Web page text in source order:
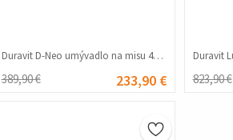
Duravit D-Neo umývadlo na misu 40 cm – biela #356289
389,90 € 233,90 € 823,90 €